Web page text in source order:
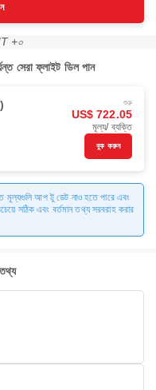
+০
সেরা ফ্লাইট ডিল পান
শুরু
US$ 722.05
মূল্য/ ব্যক্তি
বুক করুন
মূল্যগুলি আপ টু ডেট নাও হতে পারে এবং
সঠিক এবং বর্তমান তথ্য সরবরাহ করার